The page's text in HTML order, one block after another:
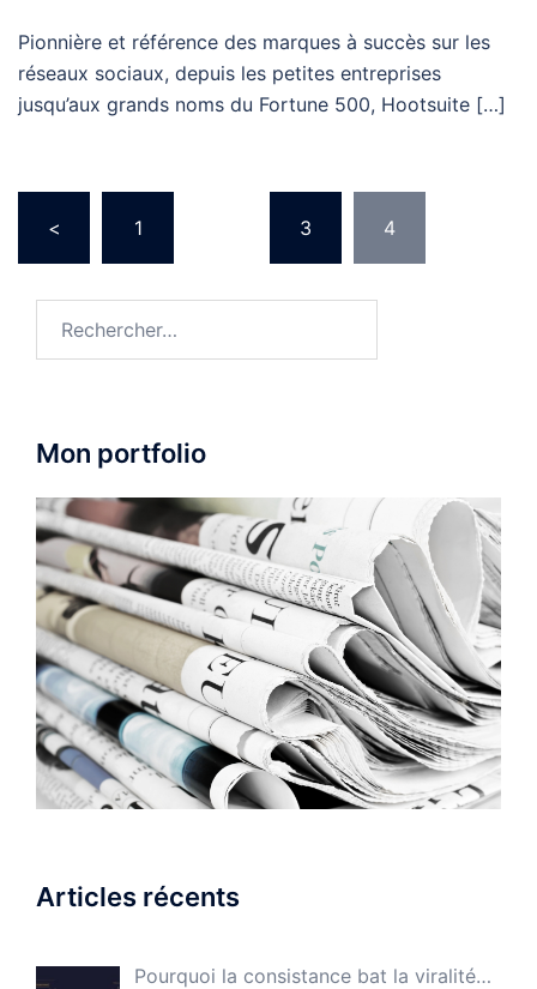
Pionnière et référence des marques à succès sur les
réseaux sociaux, depuis les petites entreprises
jusqu’aux grands noms du Fortune 500, Hootsuite […]
des
publications
< 1 3 4
Mon portfolio
Articles récents
Pourquoi la consistance bat la viralité…